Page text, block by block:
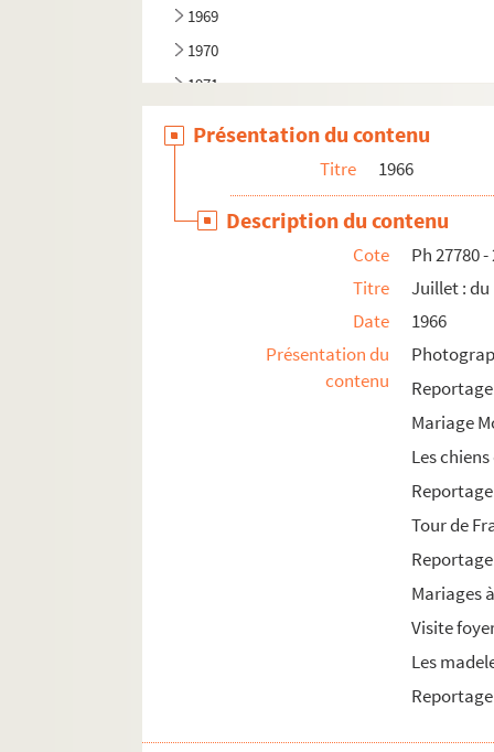
1969
1970
1971
1975
Présentation du contenu
Titre 1966
Description du contenu
Cote
Ph 27780 -
Titre
Juillet : du
Date
1966
Présentation du
contenu
Mariage
Les
Tour de
Mariages
Visite
Les